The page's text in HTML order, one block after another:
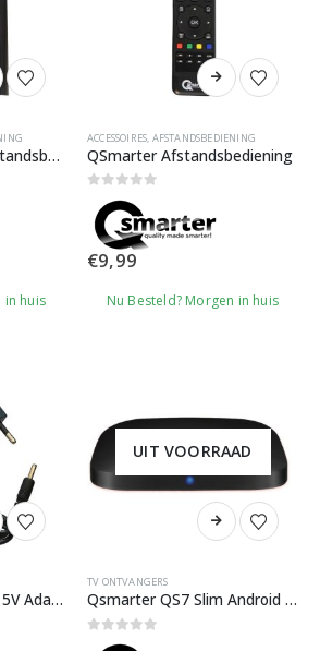
Qsmarter galaxy afstandsbediening
in huis
Dit
product
meerdere
variaties.
kan
gekozen
de
ACCESSOIRES, AFSTANDSBEDIENING
QSmarter Afstandsbediening
out of 5
€9,99
Nu Besteld? Morgen in huis
QSmarter Voeding – 5V Adapter
UIT VOORRAAD
TV ONTVANGERS
Qsmarter QS7 Slim Android IPTV Box
out of 5